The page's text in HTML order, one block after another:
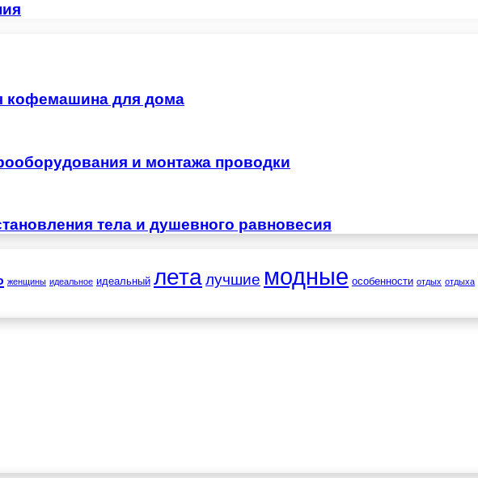
кофемашина для дома
и монтажа проводки
тела и душевного равновесия
женщины идеальное идеальный леталучшие модные особенности отдых отдыха